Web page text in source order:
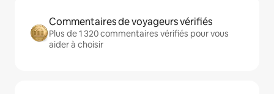
Commentaires de voyageurs vérifiés
Plus de 1 320 commentaires vérifiés pour vous
aider à choisir